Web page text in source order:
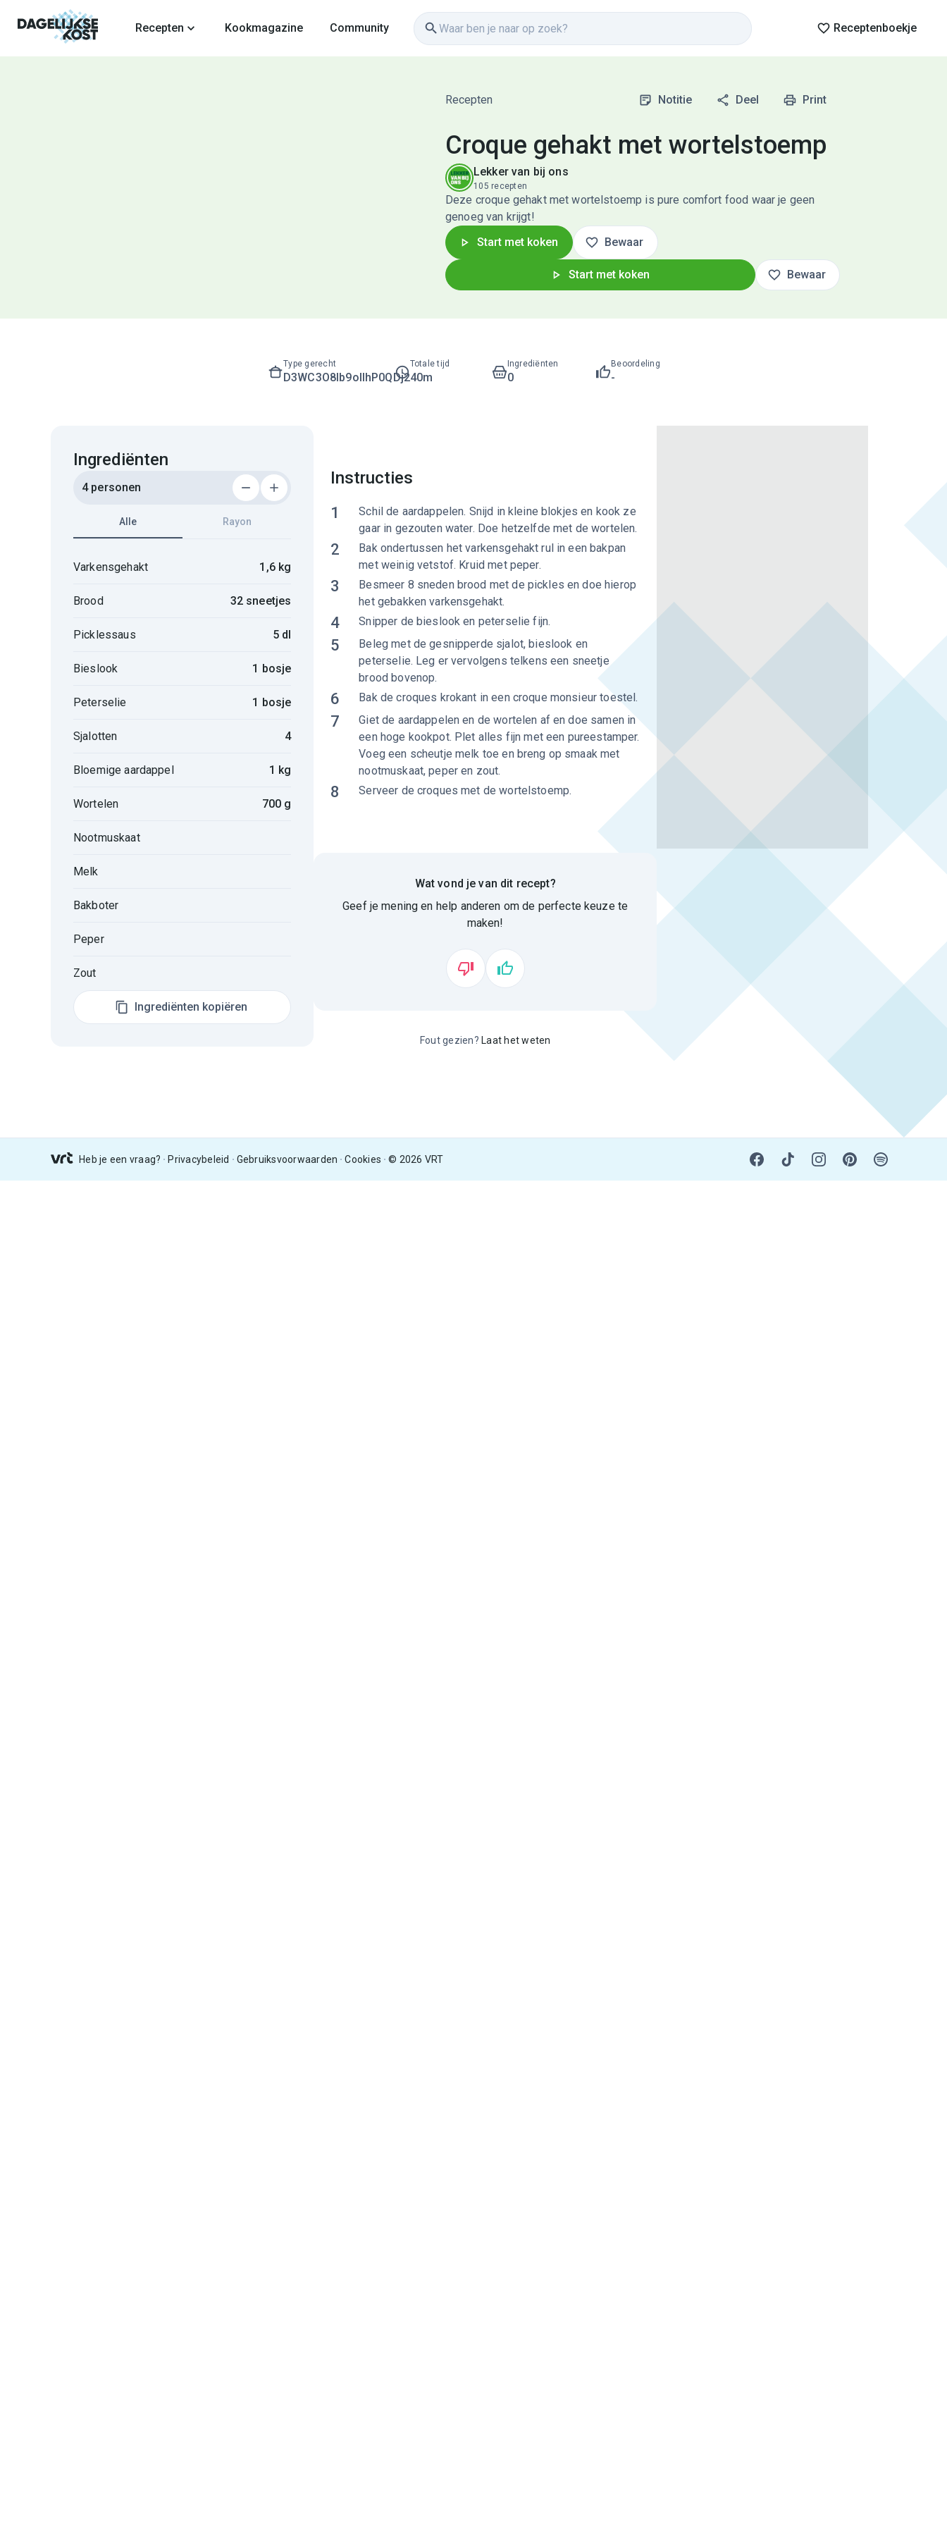
Recepten
Kookmagazine Community Receptenboekje
Recepten Notitie Deel Print
Croque gehakt met wortelstoemp
Lekker van bij ons
105 recepten
Deze croque gehakt met wortelstoemp is pure comfort food waar je geen
genoeg van krijgt!
Start met koken
Bewaar
Start met koken Bewaar
Type gerecht
D3WC3O8lb9ollhP0QDj2
Totale tijd
40m
Ingrediënten
0
Beoordeling
-
Ingrediënten
4 personen
Alle Rayon
Varkensgehakt 1,6 kg
Brood 32 sneetjes
Picklessaus 5 dl
Bieslook 1 bosje
Peterselie 1 bosje
Sjalotten 4
Bloemige aardappel 1 kg
Wortelen 700 g
Nootmuskaat
Melk
Bakboter
Peper
Zout
Ingrediënten kopiëren
Instructies
1
Schil de aardappelen. Snijd in kleine blokjes en kook ze
gaar in gezouten water. Doe hetzelfde met de wortelen.
2
Bak ondertussen het varkensgehakt rul in een bakpan
met weinig vetstof. Kruid met peper.
3
Besmeer 8 sneden brood met de pickles en doe hierop
het gebakken varkensgehakt.
4 Snipper de bieslook en peterselie fijn.
5
Beleg met de gesnipperde sjalot, bieslook en
peterselie. Leg er vervolgens telkens een sneetje
brood bovenop.
6 Bak de croques krokant in een croque monsieur toestel.
7
Giet de aardappelen en de wortelen af en doe samen in
een hoge kookpot. Plet alles fijn met een pureestamper.
Voeg een scheutje melk toe en breng op smaak met
nootmuskaat, peper en zout.
8 Serveer de croques met de wortelstoemp.
Wat vond je van dit recept?
Geef je mening en help anderen om de perfecte keuze te
maken!
Fout gezien? Laat het weten
Heb je een vraag? Privacybeleid Gebruiksvoorwaarden Cookies © 2026 VRT